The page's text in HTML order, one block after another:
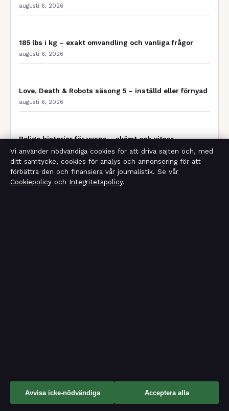
augusti 6, 2026
185 lbs i kg – exakt omvandling och vanliga frågor
augusti 6, 2026
Love, Death & Robots säsong 5 – inställd eller förnyad
augusti 6, 2026
Roliga historier för vuxna – skämt och vitsar
augusti 6, 2026
Her Name is Kim – Guide: Meny, öppettider &
Kultur
Livsstil
Vi använder nödvändiga cookies för att driva sajten och, med
ditt samtycke, cookies för analys och annonsering för att
förbättra den och finansiera vår journalistik. Se vår
Cookiepolicy och Integritetspolicy.
Avvisa icke-nödvändiga Acceptera alla